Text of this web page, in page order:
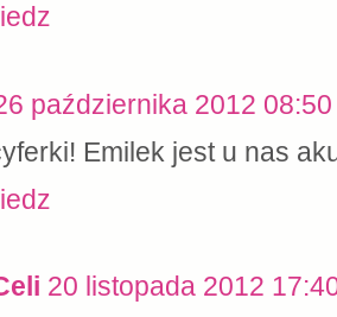
października 2012 08:50
Emilek jest u nas
20 listopada 2012